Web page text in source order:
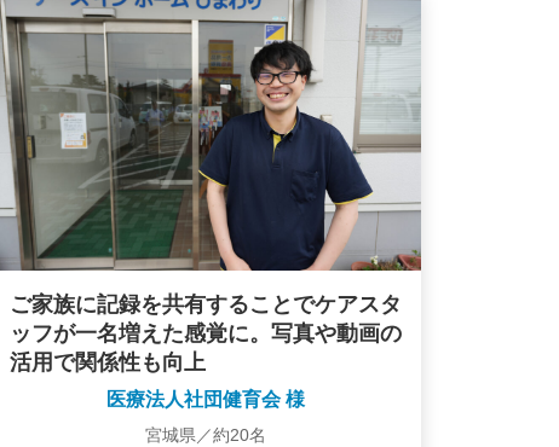
ご家族に記録を共有することでケアスタ
ッフが一名増えた感覚に。写真や動画の
活用で関係性も向上
医療法人社団健育会 様
宮城県／約20名